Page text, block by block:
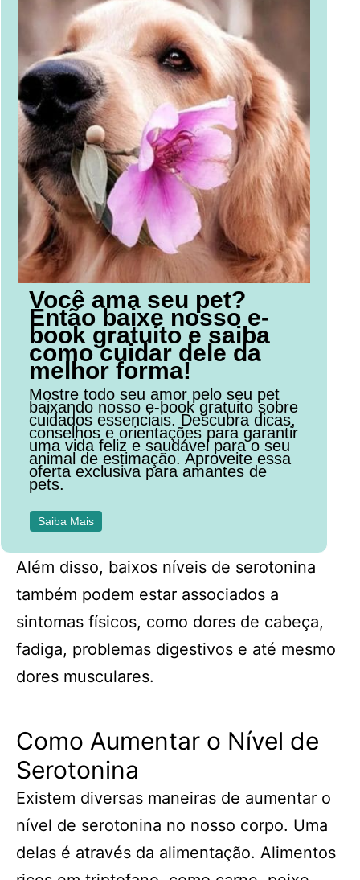
Você ama seu pet?
Então baixe nosso e-
book gratuito e saiba
como cuidar dele da
melhor forma!
Mostre todo seu amor pelo seu pet
baixando nosso e-book gratuito sobre
cuidados essenciais. Descubra dicas,
conselhos e orientações para garantir
uma vida feliz e saudável para o seu
animal de estimação. Aproveite essa
oferta exclusiva para amantes de
pets.
Saiba Mais
Além disso, baixos níveis de serotonina
também podem estar associados a
sintomas físicos, como dores de cabeça,
fadiga, problemas digestivos e até mesmo
dores musculares.
Como Aumentar o Nível de
Serotonina
Existem diversas maneiras de aumentar o
nível de serotonina no nosso corpo. Uma
delas é através da alimentação. Alimentos